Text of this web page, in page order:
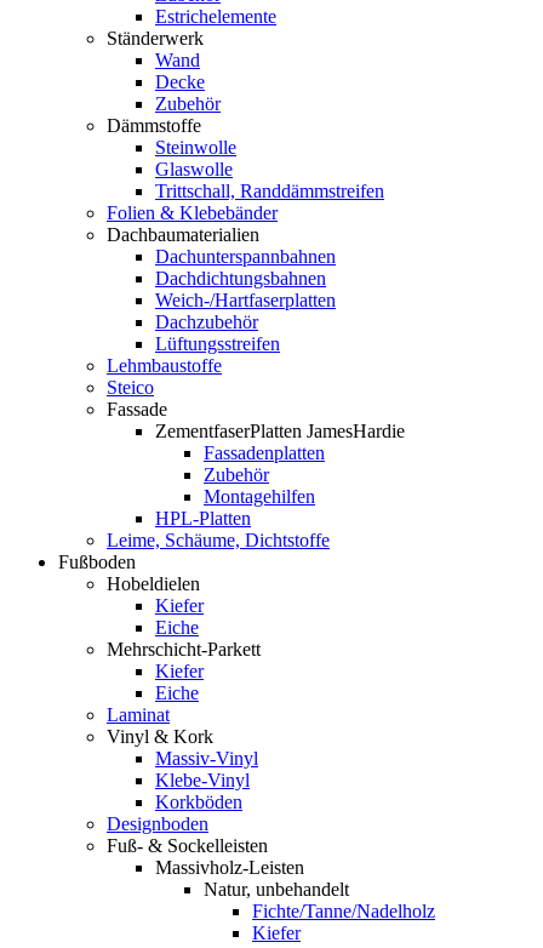
Estrichelemente
Ständerwerk
Wand
Decke
Zubehör
Dämmstoffe
Steinwolle
Glaswolle
Trittschall, Randdämmstreifen
Folien & Klebebänder
Dachbaumaterialien
Dachunterspannbahnen
Dachdichtungsbahnen
Weich-/Hartfaserplatten
Dachzubehör
Lüftungsstreifen
Lehmbaustoffe
Steico
Fassade
ZementfaserPlatten JamesHardie
Fassadenplatten
Zubehör
Montagehilfen
HPL-Platten
Leime, Schäume, Dichtstoffe
Fußboden
Hobeldielen
Kiefer
Eiche
Mehrschicht-Parkett
Kiefer
Eiche
Laminat
Vinyl & Kork
Massiv-Vinyl
Klebe-Vinyl
Korkböden
Designboden
Fuß- & Sockelleisten
Massivholz-Leisten
Natur, unbehandelt
Fichte/Tanne/Nadelholz
Kiefer